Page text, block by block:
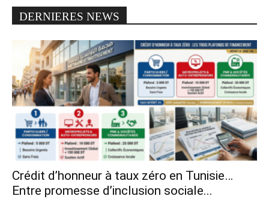
DERNIERES NEWS
Crédit d’honneur à taux zéro en Tunisie…
Entre promesse d’inclusion sociale...